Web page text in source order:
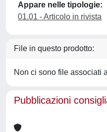
Appare nelle tipologie:
01.01 - Articolo in rivista
File in questo prodotto:
Non ci sono file associati
Pubblicazioni